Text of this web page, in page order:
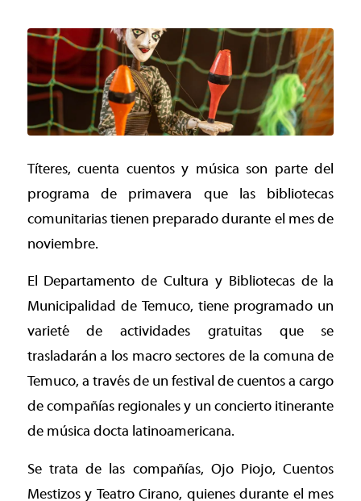
Títeres, cuenta cuentos y música son parte del
programa de primavera que las bibliotecas
comunitarias tienen preparado durante el mes de
noviembre.
El Departamento de Cultura y Bibliotecas de la
Municipalidad de Temuco, tiene programado un
varieté de actividades gratuitas que se
trasladarán a los macro sectores de la comuna de
Temuco, a través de un festival de cuentos a cargo
de compañías regionales y un concierto itinerante
de música docta latinoamericana.
Se trata de las compañías, Ojo Piojo, Cuentos
Mestizos y Teatro Cirano, quienes durante el mes